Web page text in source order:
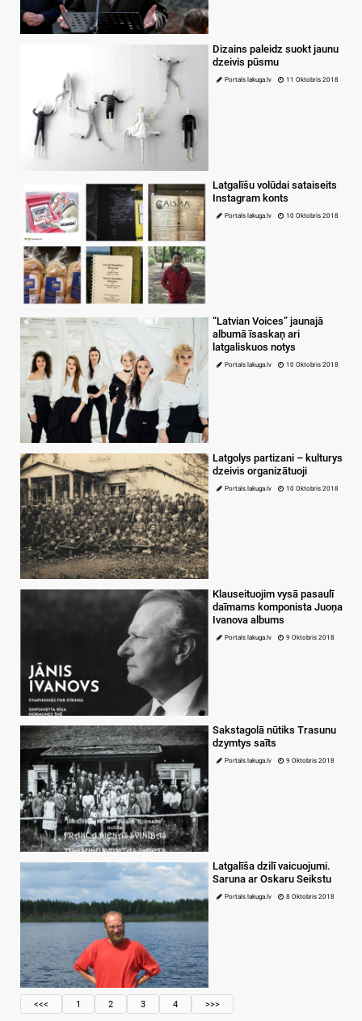
Dizains paleidz suokt jaunu
dzeivis pūsmu
Portals lakuga.lv 11 Oktobris 2018
Latgalīšu volūdai sataiseits
Instagram konts
Portals lakuga.lv 10 Oktobris 2018
“Latvian Voices” jaunajā
albumā īsaskaņ ari
latgaliskuos notys
Portals lakuga.lv 10 Oktobris 2018
Latgolys partizani – kulturys
dzeivis organizātuoji
Portals lakuga.lv 10 Oktobris 2018
Klauseituojim vysā pasaulī
daīmams komponista Juoņa
Ivanova albums
Portals lakuga.lv 9 Oktobris 2018
Sakstagolā nūtiks Trasunu
dzymtys saīts
Portals lakuga.lv 9 Oktobris 2018
Latgalīša dzilī vaicuojumi.
Saruna ar Oskaru Seikstu
Portals lakuga.lv 8 Oktobris 2018
<<< 1 2 3 4 >>>